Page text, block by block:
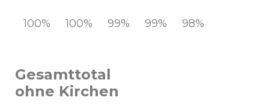
100% 100% 99% 99% 98%
Gesamttotal
ohne Kirchen